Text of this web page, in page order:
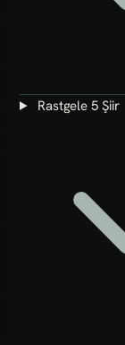
Rastgele 5 Şiir